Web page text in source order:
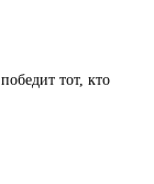
тот, кто